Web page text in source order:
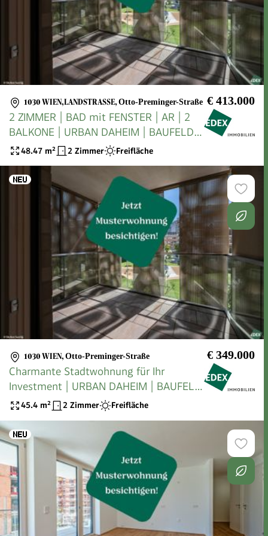
1030 WIEN,LANDSTRASSE , Otto-Preminger-Straße € 413.000
2 ZIMMER | BAD mit FENSTER | AR | 2
BALKONE | URBAN DAHEIM | BAUFELD
1348.47 m² 2 Zimmer Freifläche
1030 WIEN, Otto-Preminger-Straße € 349.000
Charmante Stadtwohnung für Ihr
Investment | URBAN DAHEIM | BAUFELD
13 | ANLEGER
45.4 m² 2 Zimmer Freifläche